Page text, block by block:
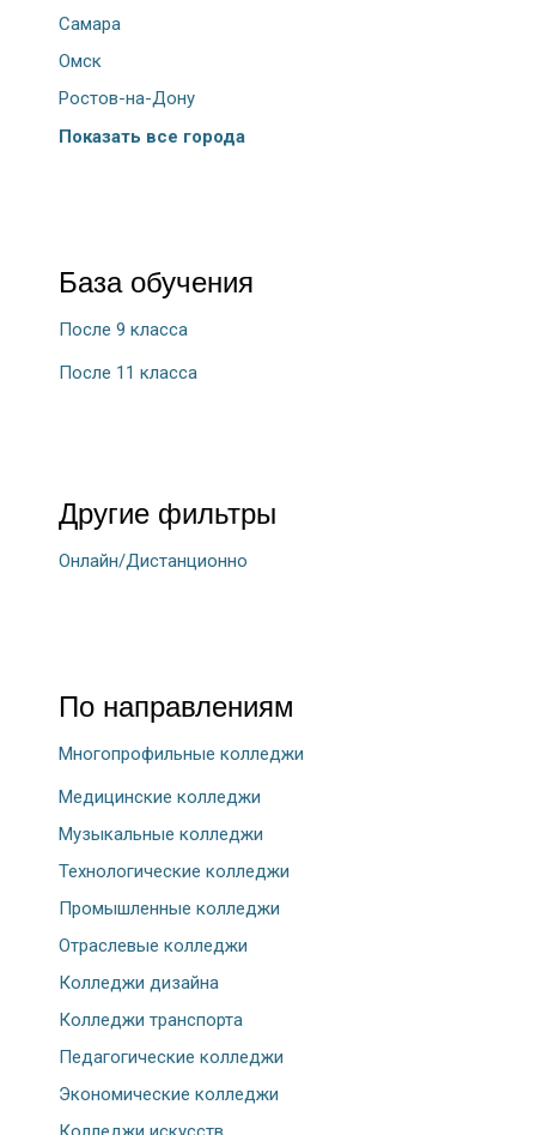
Самара
Омск
Ростов-на-Дону
Показать все города
База обучения
После 9 класса
После 11 класса
Другие фильтры
Онлайн/Дистанционно
По направлениям
Многопрофильные колледжи
Медицинские колледжи
Музыкальные колледжи
Технологические колледжи
Промышленные колледжи
Отраслевые колледжи
Колледжи дизайна
Колледжи транспорта
Педагогические колледжи
Экономические колледжи